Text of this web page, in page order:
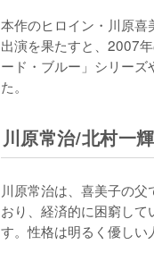
本作のヒロイン・川原
出演を果たすと、2007
ード・ブルー」シリー
た。
川原常治/北村一輝
川原常治は、喜美子の
おり、経済的に困窮し
す。性格は明るく優しい